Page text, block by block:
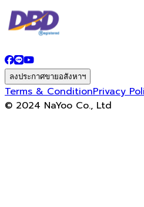
ลงประกาศขายอสังหาฯ
Terms & ConditionPrivacy
© 2024 NaYoo Co., Ltd